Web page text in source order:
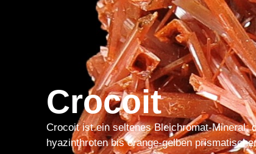
Crocoit
Crocoit ist ein seltenes Bleichromat-Mineral,
hyazinthroten bis orange-gelben